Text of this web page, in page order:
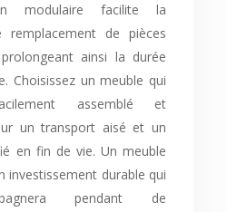
modulaire facilite la
de pièces
ainsi la durée
Choisissez un meuble qui
assemblé et
un transport aisé et un
en fin de vie. Un meuble
investissement durable qui
pendant de